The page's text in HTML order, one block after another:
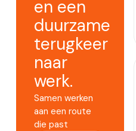
en een
duurzame
terugkeer
naar
werk.
Samen werken
aan een route
die past